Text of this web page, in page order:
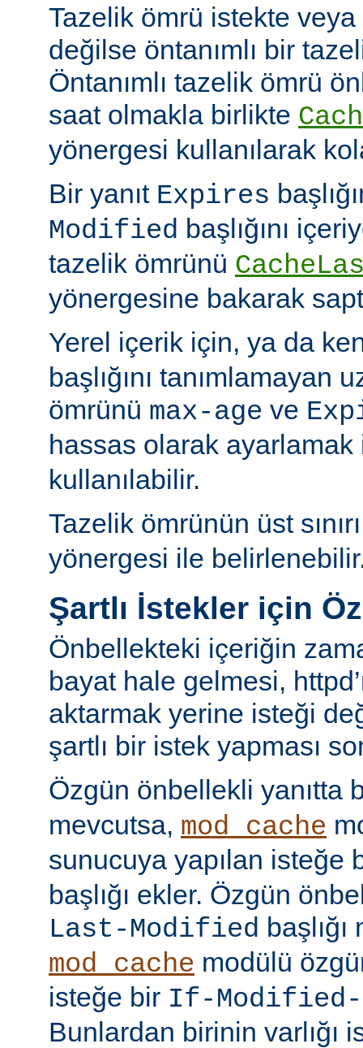
Tazelik ömrü istekte veya
değilse öntanımlı bir
Öntanımlı tazelik ömrü
saat olmakla birlikte
yönergesi kullanılarak
Bir yanıt Expires
Modified başlığını
tazelik ömrünü
yönergesine bakarak
Yerel içerik için, ya da
başlığını tanımlamayan
ömrünü max-age ve
hassas olarak
kullanılabilir.
Tazelik ömrünün üst
yönergesi ile
Şartlı İstekler için
Önbellekteki içeriğin
bayat hale gelmesi,
aktarmak yerine isteği
şartlı bir istek yapması
Özgün önbellekli yanıtta
mevcutsa, mod_cache
sunucuya yapılan isteğe
başlığı ekler. Özgün
Last-Modified
mod_cache modülü
isteğe bir If-Modified-
Bunlardan birinin varlığı